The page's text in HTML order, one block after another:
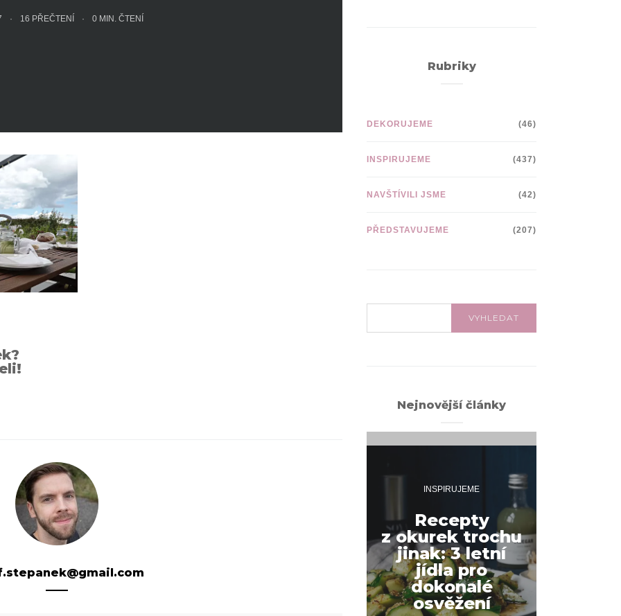
16 PŘEČTENÍ 0 MIN. ČTENÍ
Rubriky
DEKORUJEME (46)
INSPIRUJEME (437)
NAVŠTÍVILI JSME (42)
PŘEDSTAVUJEME (207)
VYHLEDAT
Nejnovější články
INSPIRUJEME
Recepty
z okurek trochu
jinak: 3 letní
jídla pro
dokonalé
osvěžení